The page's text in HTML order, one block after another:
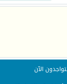
الآن